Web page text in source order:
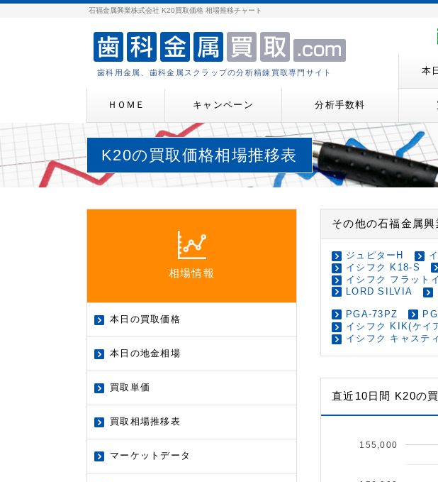
石福金属興業株式会社 K20買取価格 相場推移チャート
歯科用金属、歯科金属スクラップの分析精錬買取専門サイト 本
ＨＯＭＥ キャンペーン 分析手数料
K20の買取価格相場推移表
その他の石福金属
ジュピターH
イシフク K18-S
イシフク フラット
LORD SILVIA
PGA-73PZ
イシフク KIK(ケイ
イシフク キャステ
直近10日間 K20の
155,000
相場情報
本日の買取価格
本日の地金相場
買取単価
買取相場推移表
マーケットデータ